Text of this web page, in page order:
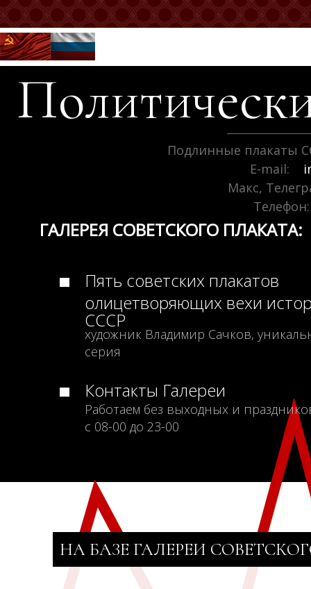
Подлинные плакаты
E-mail:
Макс,
Телефон:
ГАЛЕРЕЯ СОВЕТСКОГО ПЛАКАТА:
Пять советских плакатов
олицетворяющих вехи
СССР
художник Владимир Сачков,
серия
Контакты Галереи
Работаем без выходных и
с 08-00 до 23-00
НА БАЗЕ ГАЛЕРЕИ